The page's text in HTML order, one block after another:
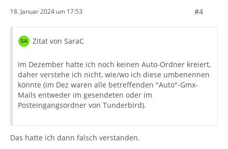
18. Januar 2024 um 17:53 #4
Zitat von SaraC
Im Dezember hatte ich noch keinen Auto-Ordner kreiert,
daher verstehe ich nicht, wie/wo ich diese umbenennen
könnte (im Dez waren alle betreffenden "Auto"-Gmx-
Mails entweder im gesendeten oder im
Posteingangsordner von Tunderbird).
Das hatte ich dann falsch verstanden.